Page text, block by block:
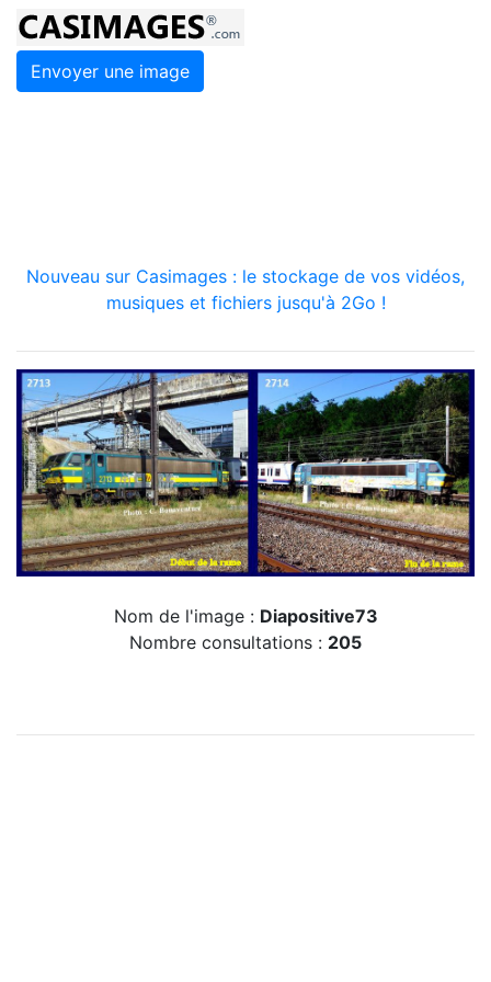
Envoyer une image
Nouveau sur Casimages : le stockage de vos vidéos,
musiques et fichiers jusqu'à 2Go !
Nom de l'image : Diapositive73
Nombre consultations : 205